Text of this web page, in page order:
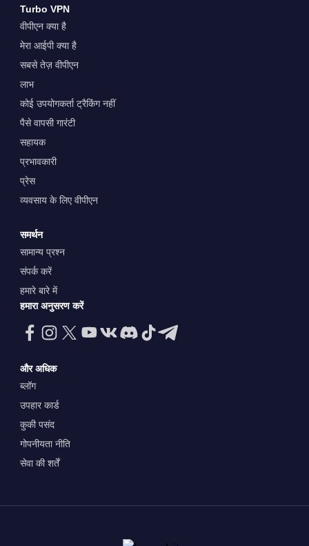
Turbo VPN
वीपीएन क्या है
मेरा आईपी क्या है
सबसे तेज़ वीपीएन
लाभ
कोई उपयोगकर्ता ट्रैकिंग नहीं
पैसे वापसी गारंटी
सहायक
प्रभावकारी
प्रेस
व्यवसाय के लिए वीपीएन
समर्थन
सामान्य प्रश्न
संपर्क करें
हमारे बारे में
हमारा अनुसरण करें
और अधिक
ब्लॉग
उपहार कार्ड
कुकी पसंद
गोपनीयता नीति
सेवा की शर्तें